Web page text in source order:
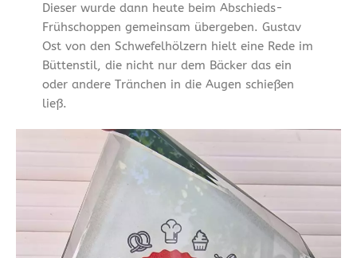
Dieser wurde dann heute beim Abschieds-
Frühschoppen gemeinsam übergeben. Gustav
Ost von den Schwefelhölzern hielt eine Rede im
Büttenstil, die nicht nur dem Bäcker das ein
oder andere Tränchen in die Augen schießen
ließ.